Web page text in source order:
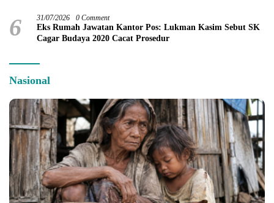
6 31/07/2026 0 Comment
Eks Rumah Jawatan Kantor Pos: Lukman Kasim Sebut SK
Cagar Budaya 2020 Cacat Prosedur
Nasional